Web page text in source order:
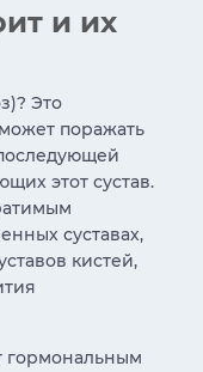
и их
Это
поражать
этот сустав.
суставах,
кистей,